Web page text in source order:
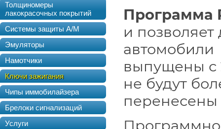
Толщиномеры
лакокрасочных покрытий
Системы защиты А/М
Эмуляторы
Намотчики
Ключи зажигания
Чипы иммобилайзера
Брелоки сигнализаций
Услуги
Программа
и
выпущены с
не будут